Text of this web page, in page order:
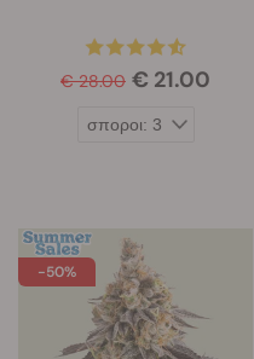
€ 28.00 € 21.00
-50%